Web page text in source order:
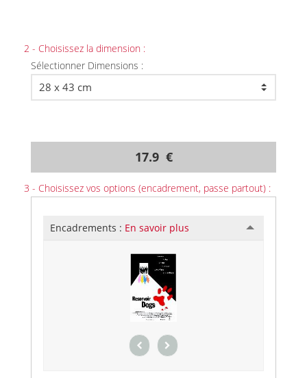
2 - Choisissez la dimension :
Sélectionner Dimensions :
17.9 €
3 - Choisissez vos options (encadrement, passe partout) :
Encadrements : En savoir plus